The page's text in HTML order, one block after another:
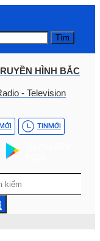
Tìm
HÌNH BẮC
- Television
TINMỚI